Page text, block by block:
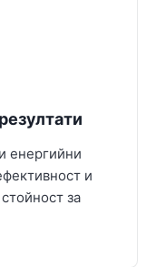
енергийни
и
за